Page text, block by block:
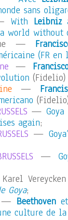
sans
With Leibniz
world without
—
(FR en
—
(Fidelio)
—
—
again;
—
—
Goya;
— Beethoven
culture de la